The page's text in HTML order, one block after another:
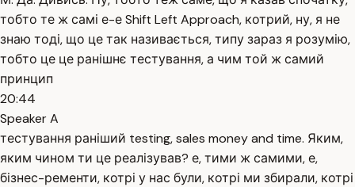
тобто те ж самі е-е Shift Left Approach, котрий, ну, я не
знаю тоді, що це так називається, типу зараз я розумію,
тобто це це ранішнє тестування, а чим той ж самий
принцип
20:44
Speaker A
тестування раніший testing, sales money and time. Яким,
яким чином ти це реалізував? е, тими ж самими, е,
бізнес-ременти, котрі у нас були, котрі ми збирали, котрі